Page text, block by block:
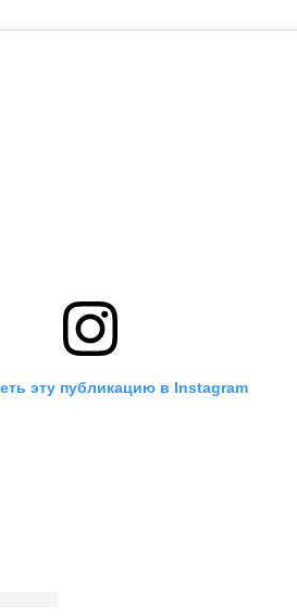
эту публикацию в Instagram